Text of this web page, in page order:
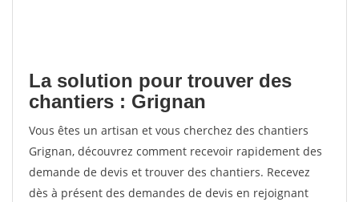
La solution pour trouver des
chantiers : Grignan
Vous êtes un artisan et vous cherchez des chantiers
Grignan, découvrez comment recevoir rapidement des
demande de devis et trouver des chantiers. Recevez
dès à présent des demandes de devis en rejoignant